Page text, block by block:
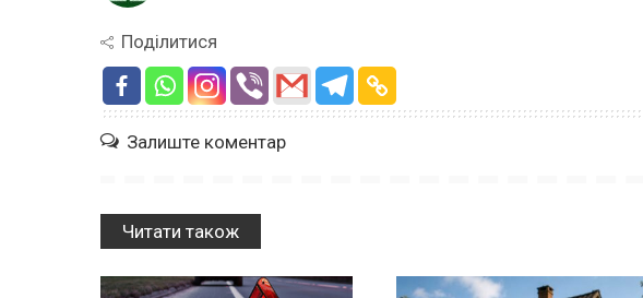
Поділитися
Залиште коментар
Читати також